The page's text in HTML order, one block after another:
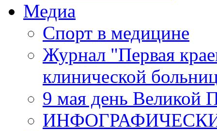
Медиа
Спорт в медицине
Журнал "Первая
клинической
9 мая день Великой